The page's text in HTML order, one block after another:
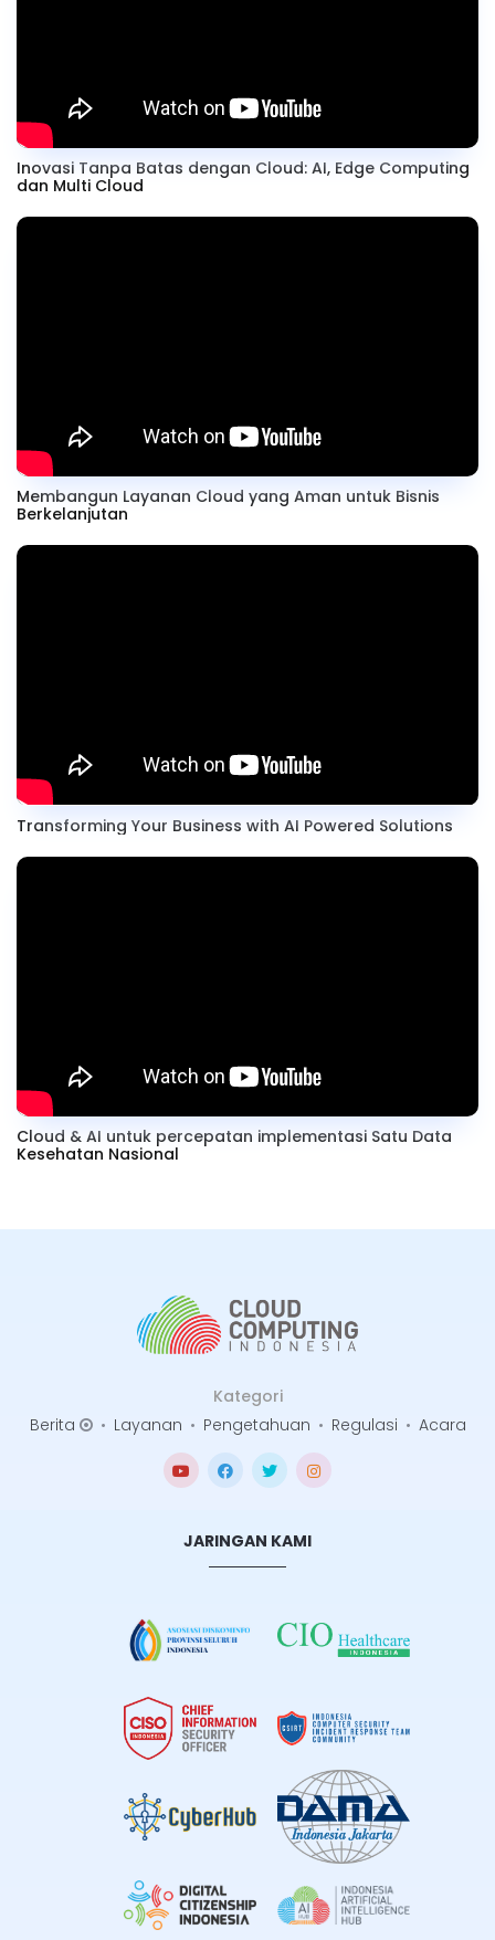
Inovasi Tanpa Batas dengan Cloud: AI, Edge Computing
dan Multi Cloud
Membangun Layanan Cloud yang Aman untuk Bisnis
Berkelanjutan
Transforming Your Business with AI Powered Solutions
Cloud & AI untuk percepatan implementasi Satu Data
Kesehatan Nasional
Kategori
Berita
• Layanan • Pengetahuan • Regulasi • Acara
JARINGAN KAMI